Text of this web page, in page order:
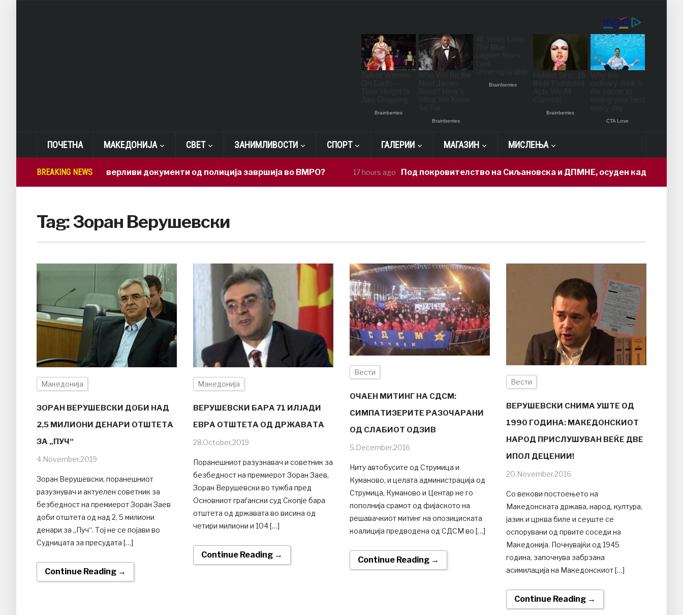
ПОЧЕТНА МАКЕДОНИЈА СВЕТ ЗАНИМЛИВОСТИ СПОРТ ГАЛЕРИИ МАГАЗИН МИСЛЕЊА
BREAKING NEWS
Како доверливи документи од полиција завршија во ВМРО? 17 hours ago Под покровителство на Сиљановска и ДПМНЕ, осуден кадар доби
Tag:Зоран Верушевски
Македонија
ЗОРАН ВЕРУШЕВСКИ ДОБИ НАД
2,5 МИЛИОНИ ДЕНАРИ ОТШТЕТА
ЗА „ПУЧ“
4.November.2019
Зоран Верушевски, поранешниот
разузнувач и актуелен советник за
безбедност на премиерот Зоран Заев
доби отштета од над 2, 5 милиони
денари за „Пуч“. Тој не се појави во
Судницата за пресудата […]
Continue Reading →
Македонија
ВЕРУШЕВСКИ БАРА 71 ИЛЈАДИ
ЕВРА ОТШТЕТА ОД ДРЖАВАТА
28.October.2019
Поранешниот разузнавач и советник за
безбедност на премиерот Зоран Заев,
Зоран Верушевски во тужба пред
Основниот граѓански суд Скопје бара
отштета од државата во висина од
четири милиони и 104 […]
Continue Reading →
Вести
ОЧАЕН МИТИНГ НА СДСМ:
СИМПАТИЗЕРИТЕ РАЗОЧАРАНИ
ОД СЛАБИОТ ОДЗИВ
5.December.2016
Ниту автобусите од Струмица и
Куманово, и целата администрација од
Струмица, Куманово и Центар не го
пополнија срамот од фијаското на
решавачкиот митинг на опозициската
коалиција предводена од СДСМ во […]
Continue Reading →
Вести
ВЕРУШЕВСКИ СНИМА УШТЕ ОД
1990 ГОДИНА: МАКЕДОНСКИОТ
НАРОД ПРИСЛУШУВАН ВЕЌЕ ДВЕ
ИПОЛ ДЕЦЕНИИ!
20.November.2016
Со векови постоењето на
Македонската држава, народ, култура,
јазик и црква биле и сеуште се
оспорувани од првите соседи на
Македонија. Почнувајќи од 1945
година, започнува забрзана
асимилација на Македонскиот […]
Continue Reading →